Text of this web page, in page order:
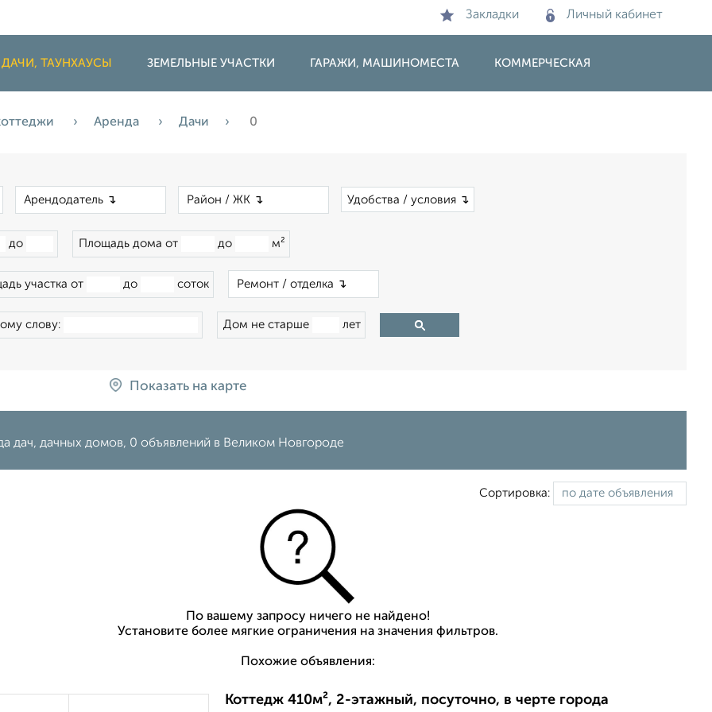
Закладки Личный кабинет
ТАУНХАУСЫ ЗЕМЕЛЬНЫЕ УЧАСТКИ ГАРАЖИ, МАШИНОМЕСТА КОММЕРЧЕСКАЯ
Аренда Дачи 0
Удобства / условия ↴
до Площадь дома от до м²
участка от до соток
слову: Дом не старше лет
Показать на карте
дач, дачных домов, 0 объявлений в Великом Новгороде
Сортировка:
По вашему запросу ничего не найдено!
Установите более мягкие ограничения на значения фильтров.
Похожие объявления:
Коттедж 410м², 2-этажный, посуточно, в черте города